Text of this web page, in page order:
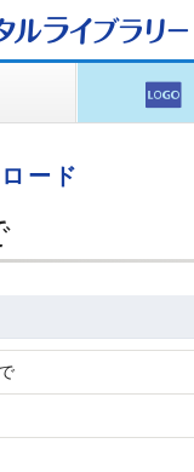
ルライブラリー
ード